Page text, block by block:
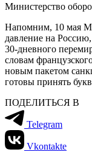
Министерство
Напомним, 10 мая
давление на
30-дневного
словам
новым пакетом
готовы принять
ПОДЕЛИТЬСЯ В
Telegram
Vkontakte